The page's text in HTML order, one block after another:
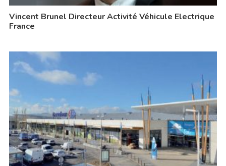
Vincent Brunel Directeur Activité Véhicule Electrique
France